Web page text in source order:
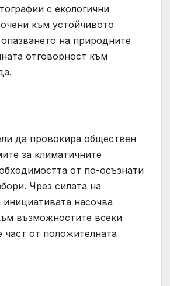
с екологични
към устойчивото
на природните
отговорност към
да провокира обществен
за климатичните
от по-осъзнати
Чрез силата на
инициативата насочва
възможностите всеки
част от положителната